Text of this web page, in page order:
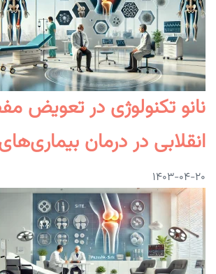
نانو تکنولوژی در تعویض
انقلابی در درمان
۱۴۰۳-۰۴-۲۰